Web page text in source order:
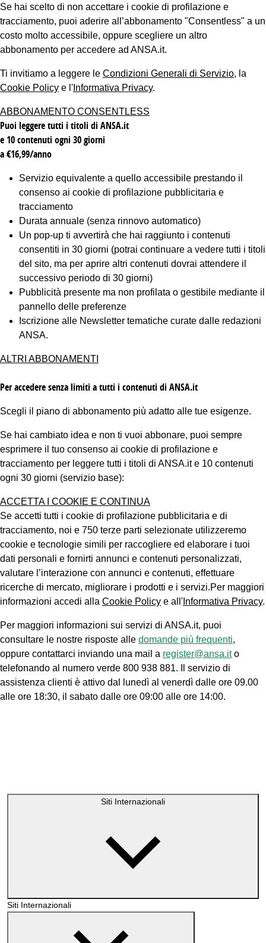
Se hai scelto di non accettare i cookie di profilazione e
tracciamento, puoi aderire all’abbonamento "Consentless" a un
costo molto accessibile, oppure scegliere un altro
abbonamento per accedere ad ANSA.it.
Ti invitiamo a leggere le Condizioni Generali di Servizio, la
Cookie Policy e l' Informativa Privacy.
ABBONAMENTO CONSENTLESS
Puoi leggere tutti i titoli di ANSA.it
e 10 contenuti ogni 30 giorni
a €16,99/anno
Servizio equivalente a quello accessibile prestando il
consenso ai cookie di profilazione pubblicitaria e
tracciamento
Durata annuale (senza rinnovo automatico)
Un pop-up ti avvertirà che hai raggiunto i contenuti
consentiti in 30 giorni (potrai continuare a vedere tutti i titoli
del sito, ma per aprire altri contenuti dovrai attendere il
successivo periodo di 30 giorni)
Pubblicità presente ma non profilata o gestibile mediante il
pannello delle preferenze
Iscrizione alle Newsletter tematiche curate dalle redazioni
ANSA.
ALTRI ABBONAMENTI
Per accedere senza limiti a tutti i contenuti di ANSA.it
Scegli il piano di abbonamento più adatto alle tue esigenze.
Se hai cambiato idea e non ti vuoi abbonare, puoi sempre
esprimere il tuo consenso ai cookie di profilazione e
tracciamento per leggere tutti i titoli di ANSA.it e 10 contenuti
ogni 30 giorni (servizio base):
ACCETTA I COOKIE E CONTINUA
Se accetti tutti i cookie di profilazione pubblicitaria e di
tracciamento, noi e 750 terze parti selezionate utilizzeremo
cookie e tecnologie simili per raccogliere ed elaborare i tuoi
dati personali e fornirti annunci e contenuti personalizzati,
valutare l’interazione con annunci e contenuti, effettuare
ricerche di mercato, migliorare i prodotti e i servizi.Per maggiori
informazioni accedi alla Cookie Policy e all' Informativa Privacy.
Per maggiori informazioni sui servizi di ANSA.it, puoi
consultare le nostre risposte alle domande più frequenti,
oppure contattarci inviando una mail a register@ansa.ito
telefonando al numero verde 800 938 881. Il servizio di
assistenza clienti è attivo dal lunedì al venerdì dalle ore 09.00
alle ore 18:30, il sabato dalle ore 09:00 alle ore 14:00.
Siti Internazionali
Siti Internazionali